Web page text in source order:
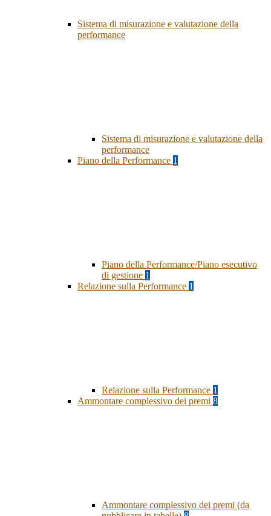
Sistema di misurazione e valutazione della
performance
Sistema di misurazione e valutazione della
performance
Piano della Performance 1
Piano della Performance/Piano esecutivo
di gestione 1
Relazione sulla Performance 1
Relazione sulla Performance 1
Ammontare complessivo dei premi 8
Ammontare complessivo dei premi (da